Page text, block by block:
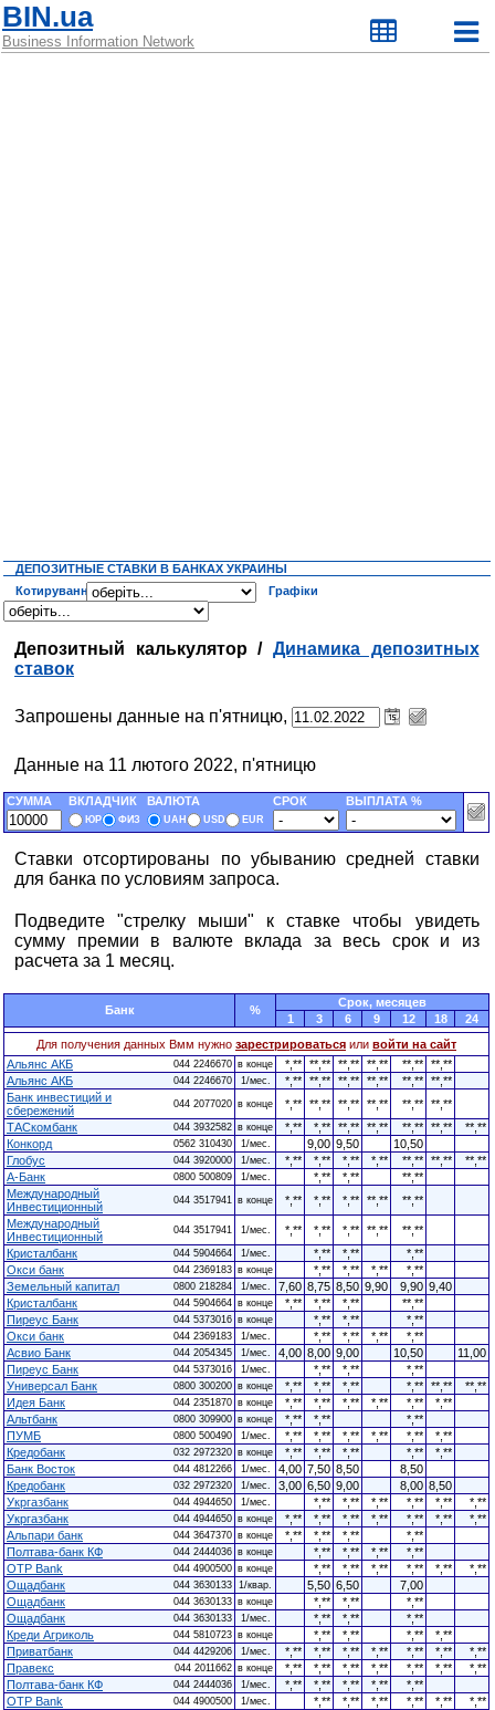
BIN.ua
Business Information Network
ДЕПОЗИТНЫЕ СТАВКИ В БАНКАХ УКРАИНЫ
Котирування
Графіки
Депозитный калькулятор / Динамика депозитных
ставок
Запрошены данные на п'ятницю,
Данные на 11 лютого 2022, п'ятницю
СУММА ВКЛАДЧИК ВАЛЮТА СРОК ВЫПЛАТА %
ЮР ФИЗ UAH USD EUR
Ставки отсортированы по убыванию средней ставки
для банка по условиям запроса.
Подведите "стрелку мыши" к ставке чтобы увидеть
сумму премии в валюте вклада за весь срок и из
расчета за 1 месяц.
Банк %
Cрок, месяцев
1
3 6 9 12 18
24
Для получения данных Вмм нужно зарестрироваться или войти на сайт
Альянс АКБ
044 2246670 в конце *,** **,** **,** **,** **,** **,**
Альянс АКБ
044 2246670 1/мес. *,** **,** **,** **,** **,** **,**
Банк инвестиций и
сбережений
044 2077020 в конце *,** **,** **,** **,** **,** **,**
ТАСкомбанк
044 3932582 в конце *,** *,** **,** **,** **,** **,**
**,**
Конкорд
0562 310430 1/мес. 9,00 9,50
10,50
Глобус
044 3920000 1/мес. *,** *,** *,** *,** **,** **,**
**,**
А-Банк
0800 500809 1/мес. *,** *,**
**,**
Международный
Инвестиционный
044 3517941 в конце *,** *,** *,** **,**
**,**
Международный
Инвестиционный
044 3517941 1/мес. *,** *,** *,** **,**
**,**
Кристалбанк
044 5904664 1/мес. *,** *,**
*,**
Окси банк
044 2369183 в конце *,** *,** *,**
*,**
Земельный капитал
0800 218284 1/мес. 7,60 8,75 8,50 9,90 9,90 9,40
Кристалбанк
044 5904664 в конце *,** *,** *,**
**,**
Пиреус Банк
044 5373016 в конце *,** *,**
*,**
Окси банк
044 2369183 1/мес. *,** *,** *,**
*,**
Асвио Банк
044 2054345 1/мес. 4,00 8,00 9,00 10,50
11,00
Пиреус Банк
044 5373016 1/мес. *,** *,**
*,**
Универсал Банк
0800 300200 в конце *,** *,** *,** *,** **,**
**,**
Идея Банк
044 2351870 в конце *,** *,** *,** *,** *,**
*,**
Альтбанк
0800 309900 в конце *,** *,**
*,**
ПУМБ
0800 500490 1/мес. *,** *,** *,** *,** *,**
*,**
Кредобанк
032 2972320 в конце *,** *,** *,** *,**
*,**
Банк Восток
044 4812266 1/мес. 4,00 7,50 8,50
8,50
Кредобанк
032 2972320 1/мес. 3,00 6,50 9,00 8,00 8,50
Укргазбанк
044 4944650 1/мес. *,** *,** *,** *,** *,**
*,**
Укргазбанк
044 4944650 в конце *,** *,** *,** *,** *,** *,**
*,**
Альпари банк
044 3647370 в конце *,** *,** *,**
*,**
Полтава-банк КФ
044 2444036 в конце *,** *,** *,**
*,**
OTP Bank
044 4900500 в конце *,** *,** *,** *,** *,**
*,**
Ощадбанк
044 3630133 1/квар. 5,50 6,50
7,00
Ощадбанк
044 3630133 в конце *,** *,**
*,**
Ощадбанк
044 3630133 1/мес. *,** *,**
*,**
Креди Агриколь
044 5810723 в конце *,** *,** *,**
*,**
Приватбанк
044 4429206 1/мес. *,** *,** *,** *,** *,** *,**
*,**
Правекс
044 2011662 в конце *,** *,** *,** *,** *,** *,**
*,**
Полтава-банк КФ
044 2444036 1/мес. *,** *,** *,** *,**
*,**
OTP Bank
044 4900500 1/мес. *,** *,** *,** *,** *,**
*,**